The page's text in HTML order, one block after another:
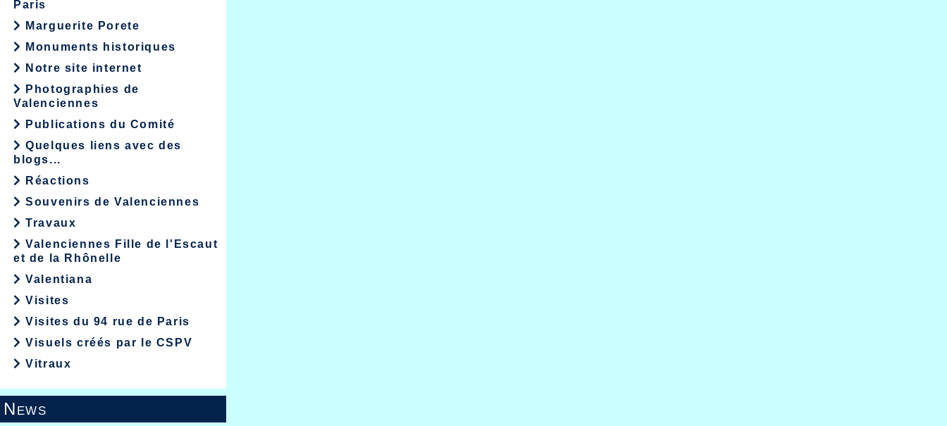
Paris
Marguerite Porete
Monuments historiques
Notre site internet
Photographies de
Valenciennes
Publications du Comité
Quelques liens avec des
blogs...
Réactions
Souvenirs de Valenciennes
Travaux
Valenciennes Fille de l'Escaut
et de la Rhônelle
Valentiana
Visites
Visites du 94 rue de Paris
Visuels créés par le CSPV
Vitraux
News